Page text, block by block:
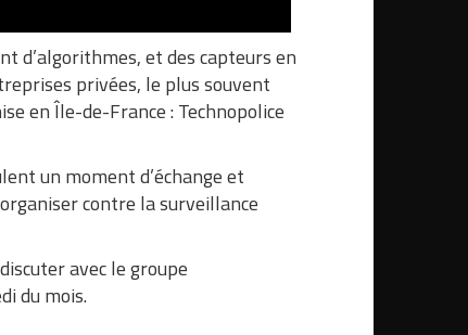
d’algorithmes, et des capteurs en
privées, le plus souvent
en Île-de-France : Technopolice
un moment d’échange et
contre la surveillance
avec le groupe
du mois.